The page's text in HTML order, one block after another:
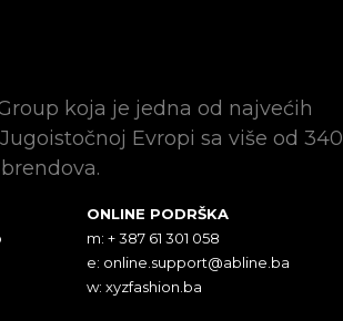
koja je jedna od najvećih
Evropi sa više od 340
ONLINE PODRŠKA
m: + 387 61 301 058
e: online.support@abline.ba
w: xyzfashion.ba